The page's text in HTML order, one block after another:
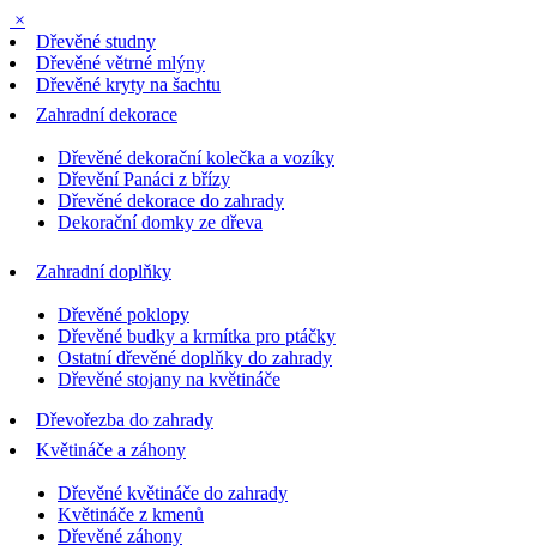
×
Dřevěné studny
Dřevěné větrné mlýny
Dřevěné kryty na šachtu
Zahradní dekorace
Dřevěné dekorační kolečka a vozíky
Dřevění Panáci z břízy
Dřevěné dekorace do zahrady
Dekorační domky ze dřeva
Zahradní doplňky
Dřevěné poklopy
Dřevěné budky a krmítka pro ptáčky
Ostatní dřevěné doplňky do zahrady
Dřevěné stojany na květináče
Dřevořezba do zahrady
Květináče a záhony
Dřevěné květináče do zahrady
Květináče z kmenů
Dřevěné záhony